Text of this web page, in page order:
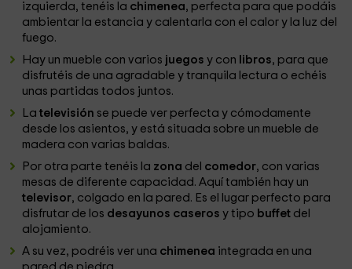
izquierda, tenéis la chimenea, perfecta para que podáis
ambientar la estancia y calentarla con el calor y la luz del
fuego.
Hay un mueble con varios juegosy con libros, para que
disfrutéis de una agradable y tranquila lectura o echéis
unas partidas todos juntos.
Latelevisión se puede ver perfecta y cómodamente
desde los asientos, y está situada sobre un mueble de
madera con varias baldas.
Por otra parte tenéis la zona del comedor, con varias
mesas de diferente capacidad. Aquí también hay un
televisor, colgado en la pared. Es el lugar perfecto para
disfrutar de los desayunos caserosy tipo buffet del
alojamiento.
A su vez, podréis ver una chimenea integrada en una